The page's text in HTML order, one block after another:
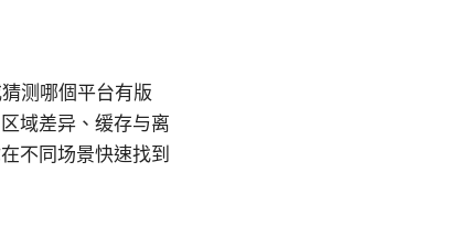
测哪個平台有版
域差异、缓存与离
不同场景快速找到